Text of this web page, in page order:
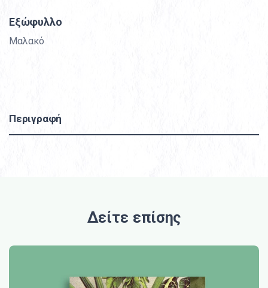
Εξώφυλλο
Μαλακό
Περιγραφή
Δείτε επίσης